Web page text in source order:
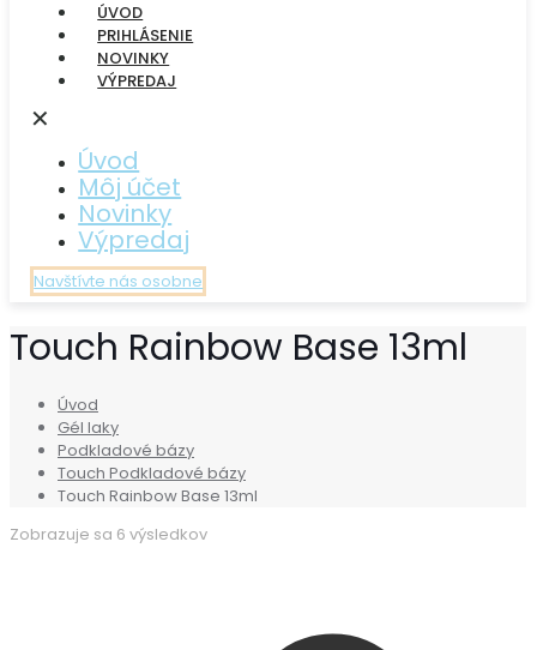
ÚVOD
PRIHLÁSENIE
NOVINKY
VÝPREDAJ
✕
Úvod
Môj účet
Novinky
Výpredaj
Navštívte nás osobne
Touch Rainbow Base 13ml
Úvod
Gél laky
Podkladové bázy
Touch Podkladové bázy
Touch Rainbow Base 13ml
Zobrazuje sa 6 výsledkov